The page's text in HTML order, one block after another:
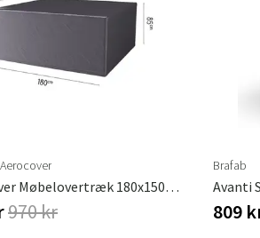
Produkter til
Småopbevaring
AeroCover Møbelovertræk 180x150xH85 Cm
970 kr
Brafab
Avanti
809